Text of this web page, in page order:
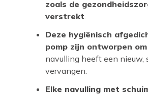
zoals de
verstrekt.
Deze hygiënisch
pomp zijn ontworpen
navulling heeft een
vervangen.
Elke navulling met